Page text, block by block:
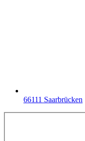
66111 Saarbrücken